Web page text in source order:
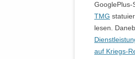
GooglePlus-
TMG
lesen.
auf Kriegs-